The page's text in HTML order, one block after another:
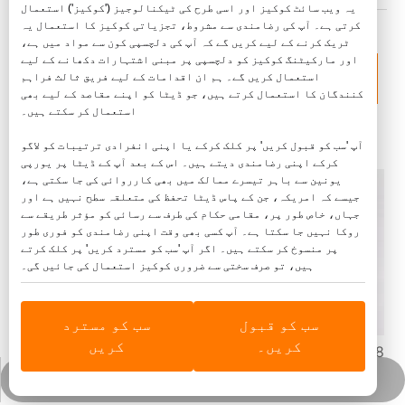
پروڈکٹ کیٹیگری
متعلقہ مصنوعات
یہ ویب سائٹ کوکیز اور اسی طرح کی ٹیکنالوجیز ('کوکیز') استعمال
کرتی ہے۔ آپ کی رضامندی سے مشروط، تجزیاتی کوکیز کا استعمال یہ
ٹریک کرنے کے لیے کریں گے کہ آپ کی دلچسپی کون سے مواد میں ہے،
اور مارکیٹنگ کوکیز کو دلچسپی پر مبنی اشتہارات دکھانے کے لیے
استعمال کریں گے۔ ہم ان اقدامات کے لیے فریق ثالث فراہم
کنندگان کا استعمال کرتے ہیں، جو ڈیٹا کو اپنے مقاصد کے لیے بھی
آپ 'سب کو قبول کریں' پر کلک کرکے یا اپنی انفرادی ترتیبات کو لاگو
کرکے اپنی رضامندی دیتے ہیں۔ اس کے بعد آپ کے ڈیٹا پر یورپی
یونین سے باہر تیسرے ممالک میں بھی کارروائی کی جا سکتی ہے،
جیسے کہ امریکہ، جن کے پاس ڈیٹا تحفظ کی متعلقہ سطح نہیں ہے اور
جہاں، خاص طور پر، مقامی حکام کی طرف سے رسائی کو مؤثر طریقے سے
روکا نہیں جا سکتا ہے۔ آپ کسی بھی وقت اپنی رضامندی کو فوری طور
پر منسوخ کر سکتے ہیں۔ اگر آپ 'سب کو مسترد کریں' پر کلک کرتے
ہیں، تو صرف سختی سے ضروری کوکیز استعمال کی جائیں گی۔
سب کو مسترد
کریں
سب کو قبول
کریں۔